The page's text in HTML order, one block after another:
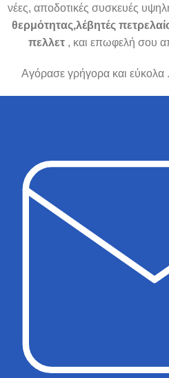
νέες, αποδοτικές συσκευές
θερμότητας,λέβητές
πελλετ , και επωφελή σου
Αγόρασε γρήγορα και